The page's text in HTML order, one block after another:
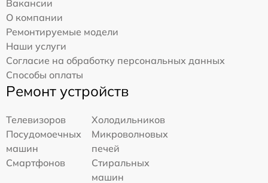
Вакансии
О компании
Ремонтируемые модели
Наши услуги
Согласие на обработку персональных данных
Способы оплаты
Ремонт устройств
Телевизоров
Холодильников
Посудомоечных
машин
Микроволновых
печей
Смартфонов
Стиральных
машин